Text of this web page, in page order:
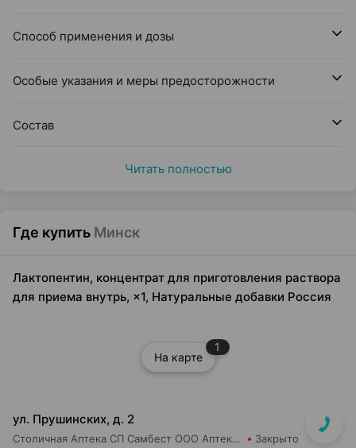
Способ применения и дозы
Особые указания и меры предосторожности
Состав
Читать полностью
Где купить Минск
Лактопентин, концентрат для приготовления раствора
для приема внутрь, ×1, Натуральные добавки Россия
На карте
1
ул. Прушинских, д. 2
Столичная Аптека СП Самбест ООО Аптека №17 Закрыто